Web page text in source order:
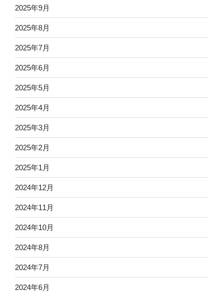
2025年9月
2025年8月
2025年7月
2025年6月
2025年5月
2025年4月
2025年3月
2025年2月
2025年1月
2024年12月
2024年11月
2024年10月
2024年8月
2024年7月
2024年6月